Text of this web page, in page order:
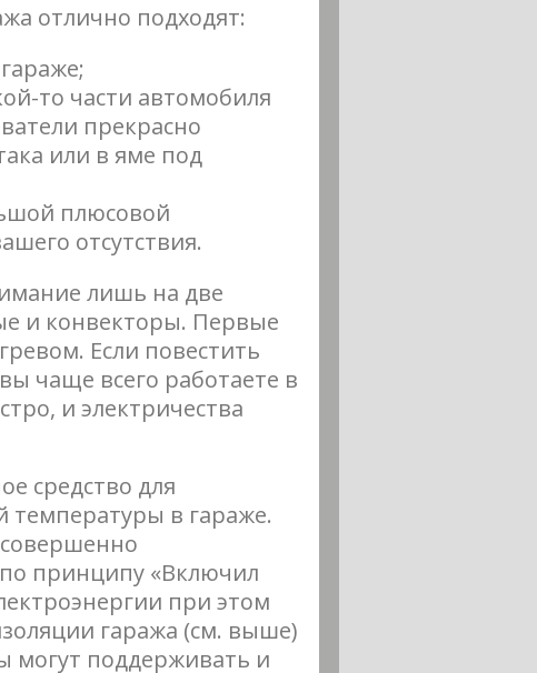
отлично подходят:
то части автомобиля
прекрасно
или в яме под
плюсовой
отсутствия.
лишь на две
и конвекторы. Первые
Если повестить
чаще всего работаете в
и электричества
средство для
в гараже.
принципу «Включил
при этом
гаража (см. выше)
могут поддерживать и